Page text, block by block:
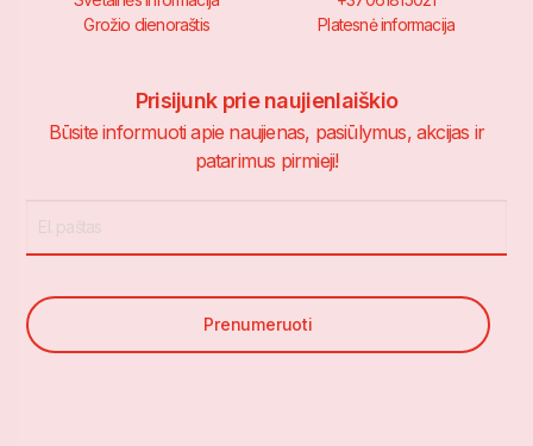
Grožio dienoraštis
Platesnė informacija
Prisijunk prie naujienlaiškio
Būsite informuoti apie naujienas, pasiūlymus, akcijas ir
patarimus pirmieji!
Prenumeruoti